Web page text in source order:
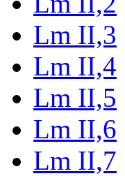
Lm II,3
Lm II,4
Lm II,5
Lm II,6
Lm II,7